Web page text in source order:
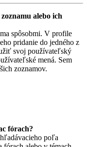
alebo ich
spôsobmi. V profile
pridanie do jedného z
svoj používateľský
mená. Sem
zoznamov.
fórach?
poľa